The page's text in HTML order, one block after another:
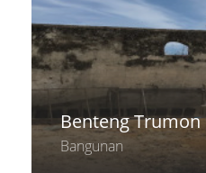
Benteng Trumon
Bangunan